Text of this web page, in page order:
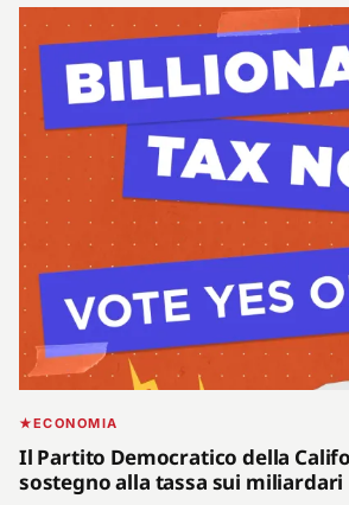
ECONOMIA
Il Partito Democratico della
sostegno alla tassa sui miliardari